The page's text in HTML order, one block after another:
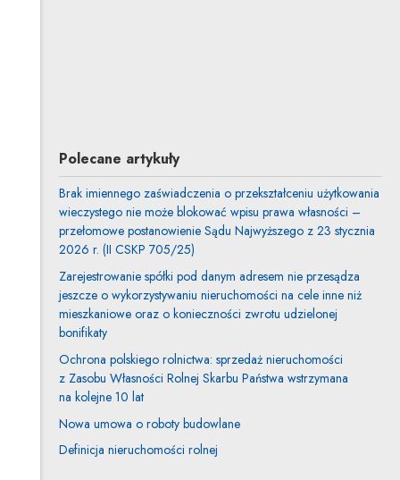
Polecane artykuły
Brak imiennego zaświadczenia o przekształceniu użytkowania
wieczystego nie może blokować wpisu prawa własności –
przełomowe postanowienie Sądu Najwyższego z 23 stycznia
2026 r. (II CSKP 705/25)
Zarejestrowanie spółki pod danym adresem nie przesądza
jeszcze o wykorzystywaniu nieruchomości na cele inne niż
mieszkaniowe oraz o konieczności zwrotu udzielonej
bonifikaty
Ochrona polskiego rolnictwa: sprzedaż nieruchomości
z Zasobu Własności Rolnej Skarbu Państwa wstrzymana
na kolejne 10 lat
Nowa umowa o roboty budowlane
Definicja nieruchomości rolnej